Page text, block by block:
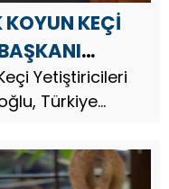
KEÇİ
10 KASIM
MESAJI
Yetiştiricileri
Türkiye